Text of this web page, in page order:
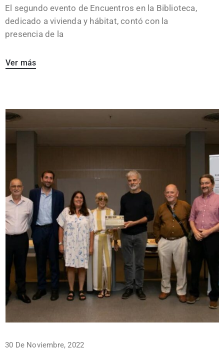
El segundo evento de Encuentros en la Biblioteca,
dedicado a vivienda y hábitat, contó con la
presencia de la
Ver más
30 De Noviembre, 2022